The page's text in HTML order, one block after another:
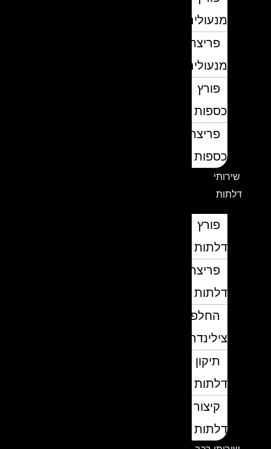
מנעולים
פריצת
מנעולים
פורץ
כספות
פריצת
כספות
שירותי
דלתות
פורץ
דלתות
פריצת
דלתות
החלפת
צילינדרים
תיקון
דלתות
קיצור
דלתות